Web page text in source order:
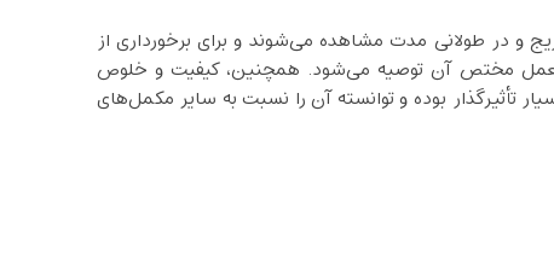
و در طولانی‌ مدت مشاهده می‌شوند و برای برخورداری از
مختص آن توصیه می‌شود. همچنین، کیفیت و خلوص
تأثیرگذار بوده و توانسته آن را نسبت به سایر مکمل‌های